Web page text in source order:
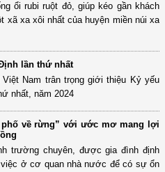
ổi rubi ruột đỏ, giúp kéo gần khách
xã xa xôi nhất của huyện miền núi xa
lần thứ nhất
Nam trân trọng giới thiệu Kỷ yếu
nhất, năm 2024
phố về rừng” với ước mơ mang lợi
trường chuyên, được gia đình định
ở cơ quan nhà nước để có sự ổn